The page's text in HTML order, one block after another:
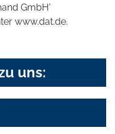
GmbH'
www.dat.de.
uns: